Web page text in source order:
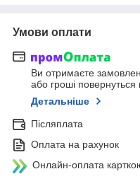
Умови оплати
Ви отримаєте
або гроші повернуться
Детальніше
Післяплата
Оплата на рахунок
Онлайн-оплата